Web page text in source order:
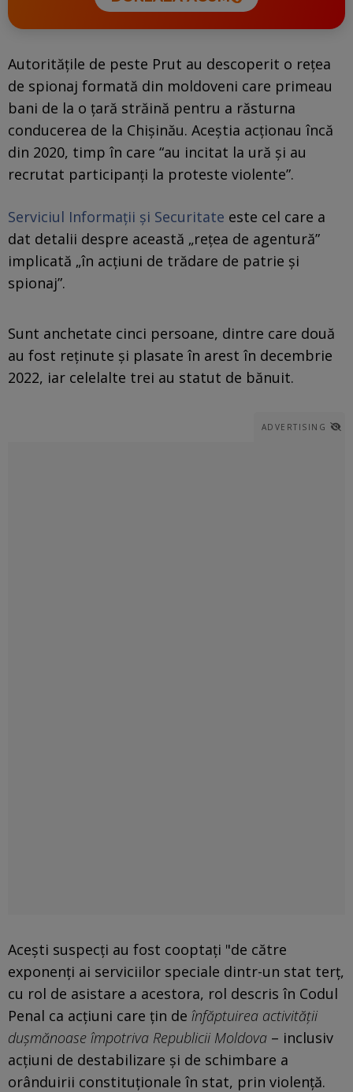
Autoritățile de peste Prut au descoperit o rețea
de spionaj formată din moldoveni care primeau
bani de la o ţară străină pentru a răsturna
conducerea de la Chişinău. Aceştia acţionau încă
din 2020, timp în care “au incitat la ură și au
recrutat participanți la proteste violente”.
Serviciul Informații și Securitate este cel care a
dat detalii despre această „rețea de agentură”
implicată „în acțiuni de trădare de patrie și
spionaj”.
Sunt anchetate cinci persoane, dintre care două
au fost reținute și plasate în arest în decembrie
2022, iar celelalte trei au statut de bănuit.
ADVERTISING
Aceşti suspecţi au fost cooptaţi "de către
exponenți ai serviciilor speciale dintr-un stat terț,
cu rol de asistare a acestora, rol descris în Codul
Penal ca acțiuni care țin de înfăptuirea activității
dușmănoase împotriva Republicii Moldova – inclusiv
acțiuni de destabilizare și de schimbare a
orânduirii constituționale în stat, prin violență.